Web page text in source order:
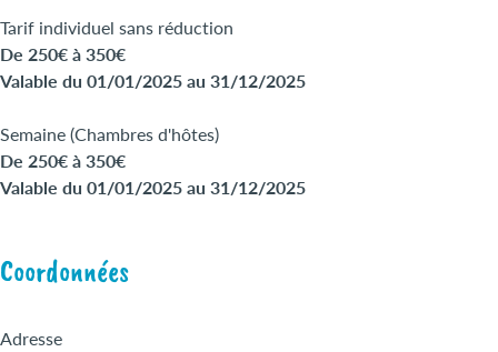
Tarif individuel sans réduction
De 250€ à 350€
Valable du 01/01/2025 au 31/12/2025
Semaine (Chambres d'hôtes)
De 250€ à 350€
Valable du 01/01/2025 au 31/12/2025
Coordonnées
Adresse